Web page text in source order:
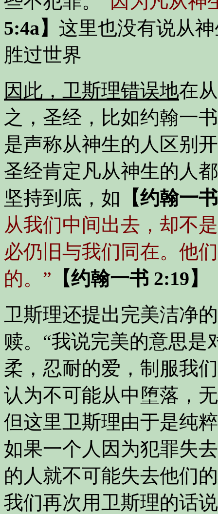
5:4a】 这里也没有说从
胜过世界
因此，卫斯理错误地在
之，圣经，比如约翰一
是声称从神生的人区别
圣经肯定凡从神生的人
坚持到底，如 【约翰一
从我们中间出去，却不
必仍旧与我们同在。他
的。” 【约翰一书 2:19】
卫斯理还提出完美洁净
赎。 “我说完美的意思是
柔，忍耐的爱，制服我
认为不可能从中堕落，
但这里卫斯理由于是纯
如果一个人因为犯罪失
的人就不可能失去他们
我们再次用卫斯理的话